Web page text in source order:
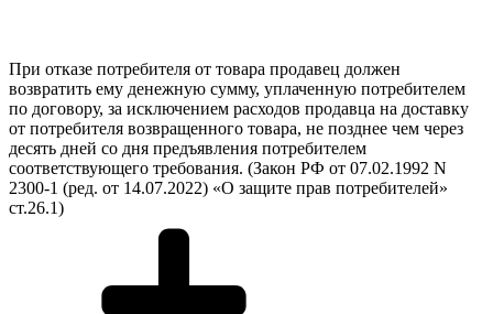
При отказе потребителя от товара продавец должен
возвратить ему денежную сумму, уплаченную потребителем
по договору, за исключением расходов продавца на доставку
от потребителя возвращенного товара, не позднее чем через
десять дней со дня предъявления потребителем
соответствующего требования. (Закон РФ от 07.02.1992 N
2300-1 (ред. от 14.07.2022) «О защите прав потребителей»
ст.26.1)